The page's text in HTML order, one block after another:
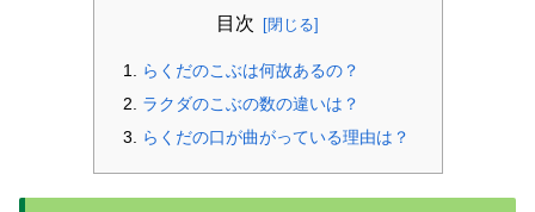
目次
らくだのこぶは何故あるの？
ラクダのこぶの数の違いは？
らくだの口が曲がっている理由は？